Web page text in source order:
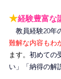
★経験豊富な
教員経験20年
難解な内容もわ
ます。 初めての
い」「納得の解